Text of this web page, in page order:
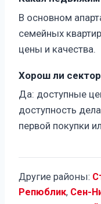
В основном
семейных
цены и качества.
Хорош ли
Да: доступные
доступность
первой покупки
Другие районы:
Репюблик, Сен-